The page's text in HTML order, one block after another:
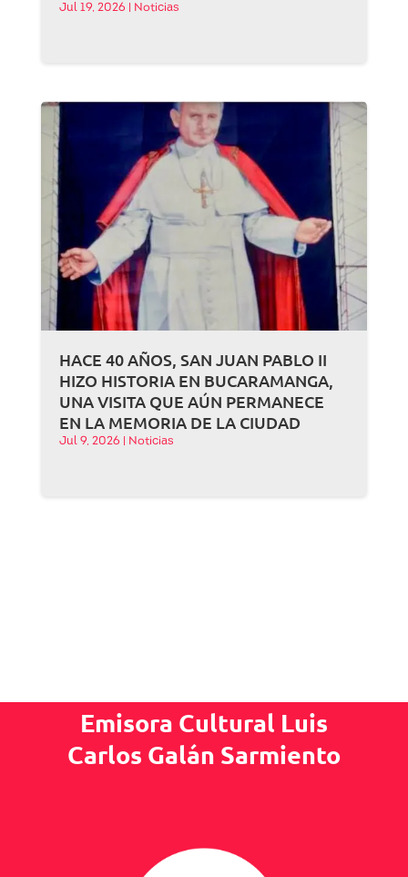
Jul 19, 2026 Noticias
HACE 40 AÑOS, SAN JUAN PABLO II
HIZO HISTORIA EN BUCARAMANGA,
UNA VISITA QUE AÚN PERMANECE
EN LA MEMORIA DE LA CIUDAD
Jul 9, 2026 Noticias
Emisora Cultural Luis
Carlos Galán Sarmiento